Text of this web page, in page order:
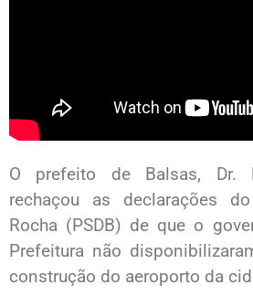
O prefeito de Balsas, Dr.
rechaçou as declarações
Rocha (PSDB) de que o
Prefeitura não
construção do aeroporto da